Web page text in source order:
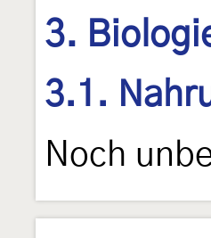
3.
3.1.
Noch